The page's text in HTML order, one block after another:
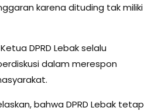
karena dituding tak miliki
DPRD Lebak selalu
dalam merespon
bahwa DPRD Lebak tetap